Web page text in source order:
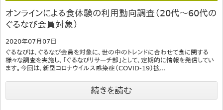
オンラインによる食体験の利用動向調査（20代～60代の
ぐるなび会員対象）
2020年07月07日
ぐるなびは、ぐるなび会員を対象に、世の中のトレンドに合わせて食に関する
様々な調査を実施し、「ぐるなびリサーチ部」として、定期的に情報を発信してい
ます。今回は、新型コロナウイルス感染症（COVID-19）拡...
続きを読む